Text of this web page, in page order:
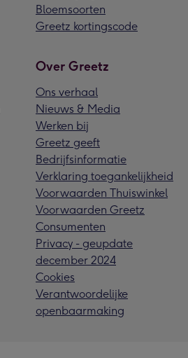
Bloemsoorten
Greetz kortingscode
Over Greetz
Ons verhaal
Nieuws & Media
Werken bij
Greetz geeft
Bedrijfsinformatie
Verklaring toegankelijkheid
Voorwaarden Thuiswinkel
Voorwaarden Greetz
Consumenten
Privacy - geupdate
december 2024
Cookies
Verantwoordelijke
openbaarmaking